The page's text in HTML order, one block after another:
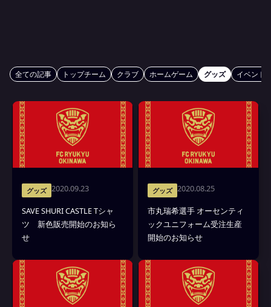
全ての記事 トップチーム クラブ ホームゲーム グッズ イベント
グッズ 2020.09.23
SAVE SHURI CASTLE Tシャ
ツ 新色販売開始のお知ら
せ
グッズ 2020.08.25
市丸瑞希選手 オーセンティ
ックユニフォーム受注生産
開始のお知らせ